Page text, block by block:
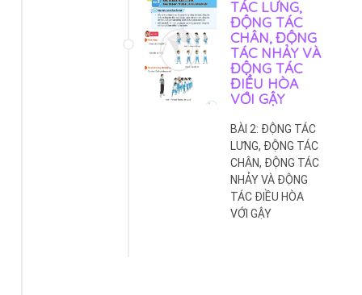
TÁC LƯNG,
ĐỘNG TÁC
CHÂN, ĐỘNG
TÁC NHẢY VÀ
ĐỘNG TÁC
ĐIỀU HÒA
VỚI GẬY
BÀI 2: ĐỘNG TÁC
LƯNG, ĐỘNG TÁC
CHÂN, ĐỘNG TÁC
NHẢY VÀ ĐỘNG
TÁC ĐIỀU HÒA
VỚI GẬY